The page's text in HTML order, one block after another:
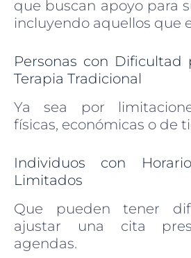
que buscan apoyo para
incluyendo aquellos que
Personas con Dificultad
Terapia Tradicional
Ya sea por
físicas, económicas o de
Individuos con
Limitados
Que pueden tener
ajustar una cita
agendas.